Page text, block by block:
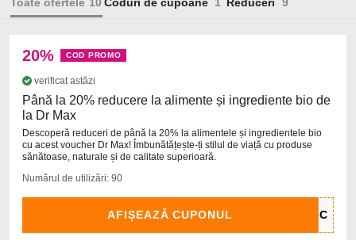
20% COD PROMO
verificat astăzi
Până la 20% reducere la alimente și ingrediente bio de
la Dr Max
Descoperă reduceri de până la 20% la alimentele și ingredientele bio
cu acest voucher Dr Max! Îmbunătățește-ți stilul de viață cu produse
sănătoase, naturale și de calitate superioară.
Numărul de utilizări: 90
AFIȘEAZĂ CUPONUL